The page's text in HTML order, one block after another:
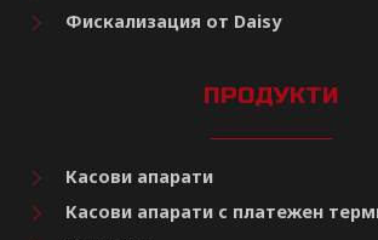
Фискализация от Daisy
ПРОДУКТИ
Касови апарати
Касови апарати с платежен